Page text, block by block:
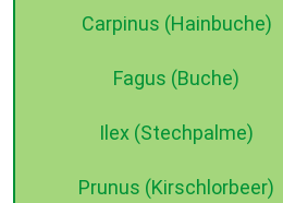
Carpinus (Hainbuche)
Fagus (Buche)
Ilex (Stechpalme)
Prunus (Kirschlorbeer)